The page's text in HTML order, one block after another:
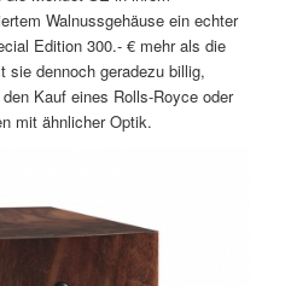
Walnussgehäuse ein echter
Edition 300.- € mehr als die
sie dennoch geradezu billig,
Kauf eines Rolls-Royce oder
mit ähnlicher Optik.